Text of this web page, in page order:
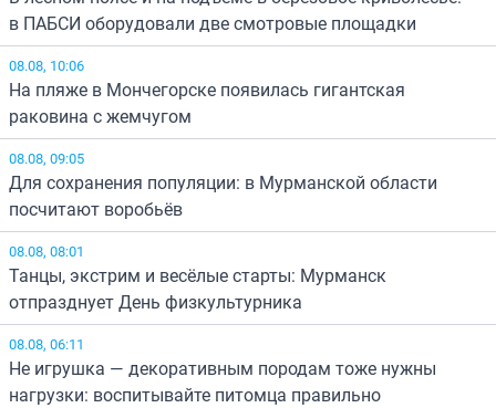
в ПАБСИ оборудовали две смотровые площадки
08.08, 10:06
На пляже в Мончегорске появилась гигантская
раковина с жемчугом
08.08, 09:05
Для сохранения популяции: в Мурманской области
посчитают воробьёв
08.08, 08:01
Танцы, экстрим и весёлые старты: Мурманск
отпразднует День физкультурника
08.08, 06:11
Не игрушка — декоративным породам тоже нужны
нагрузки: воспитывайте питомца правильно